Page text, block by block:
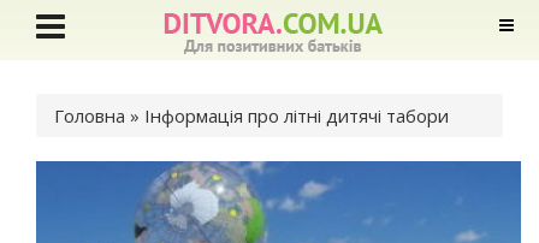
Ви є тут
Головна » Інформація про літні дитячі табори